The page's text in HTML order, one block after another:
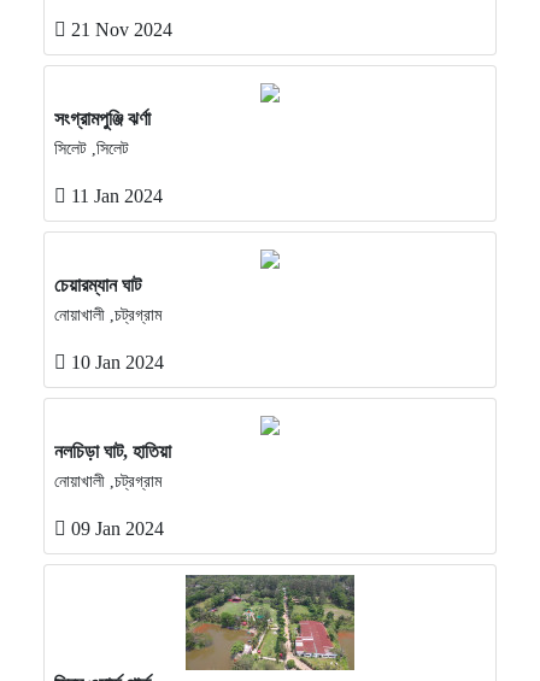
21 Nov 2024
সংগ্রামপুঞ্জি ঝর্ণা
সিলেট ,সিলেট
11 Jan 2024
চেয়ারম্যান ঘাট
নোয়াখালী ,চট্রগ্রাম
10 Jan 2024
নলচিড়া ঘাট, হাতিয়া
নোয়াখালী ,চট্রগ্রাম
09 Jan 2024